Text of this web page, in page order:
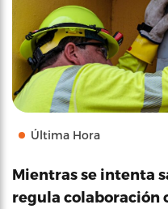
Última Hora
Mientras se intenta
regula colaboración